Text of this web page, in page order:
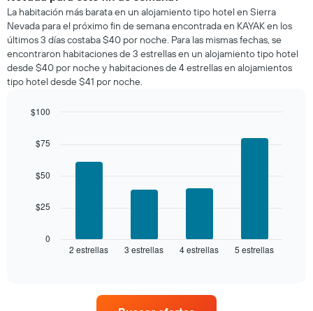
habitación
para
esta
noche,
calculado
a
partir
los
3 días
por
de
gráfico
La habitación más barata en un alojamiento tipo hotel en Sierra
Nevada para el próximo fin de semana encontrada en KAYAK en los
últimos 3 días costaba $40 por noche. Para las mismas fechas, se
encontraron habitaciones de 3 estrellas en un alojamiento tipo hotel
desde $40 por noche y habitaciones de 4 estrellas en alojamientos
tipo hotel desde $41 por noche.
with
bars.
siguiente
muestra
2 estrellas 3 estrellas 4 estrellas 5 estrellas
0
$25
$50
$75
$100